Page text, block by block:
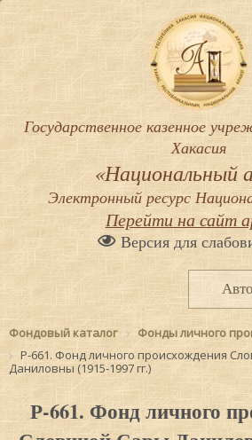
Государственное казенное
Хакасия
«Национальный
Электронный ресурс
Перейти на сайт
Версия для
Фондовый каталог
Фонды личного
Р-661. Фонд личного происхождения
Даниловны (1915-1997 гг.)
Р-661. Фонд личного